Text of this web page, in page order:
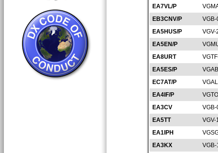
EA7VL/P
EB3CNV/P
EA5HUS/P
VGV-
EA5EN/P
EA8URT
EA5ES/P
EC7AT/P
EA4IF/P
EA3CV
EA5TT
VGV-
EA1IPH
EA3KX